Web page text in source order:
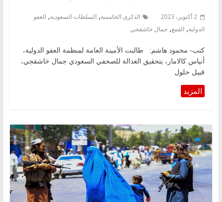
2 أكتوبر، 2023 الذكرى الخامسة, السلطات السعودية, العفو
الدولية, القمع, جمال خاشقجي
كتب- محمود هاشم: طالبت الأمينة العامة لمنظمة العفو الدولية،
أنياس كالامار، بتحقيق العدالة للصحفي السعودي جمال خاشقجي،
قبيل حلول